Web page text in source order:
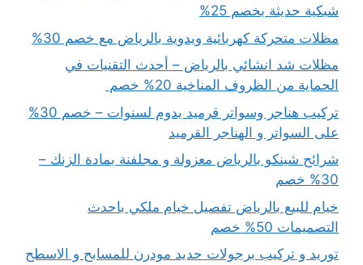
شبكية حديثة بخصم 25%
مظلات متحركة كهربائية ويدوية بالرياض مع خصم 30%
مظلات شد انشائي بالرياض – أحدث التقنيات في
الحماية من الظروف المناخية 20% خصم
تركيب هناجر وسواتر قرميد يدوم لسنوات – خصم 30%
على السواتر و الهناجر القرميد
شرائح شينكو بالرياض معزولة و مجلفنة بمادة الزنك –
30% خصم
خيام للبيع بالرياض تفصيل خيام ملكي باحدث
التصميمات 50% خصم
توريد و تركيب برجولات حديد مودرن للمسابح و الاسطح